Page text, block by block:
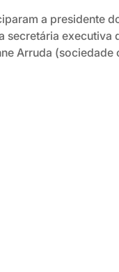
a presidente
secretária executiva
Arruda (sociedade